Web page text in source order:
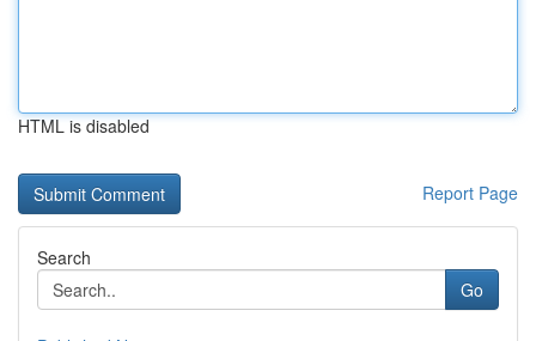
HTML is disabled
Report Page
Search
Go